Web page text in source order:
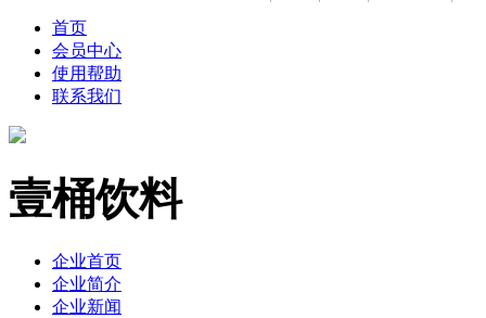
首页
会员中心
使用帮助
联系我们
壹桶饮料
企业首页
企业简介
企业新闻